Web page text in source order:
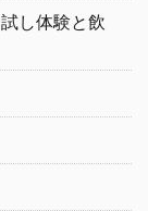
し体験と飲